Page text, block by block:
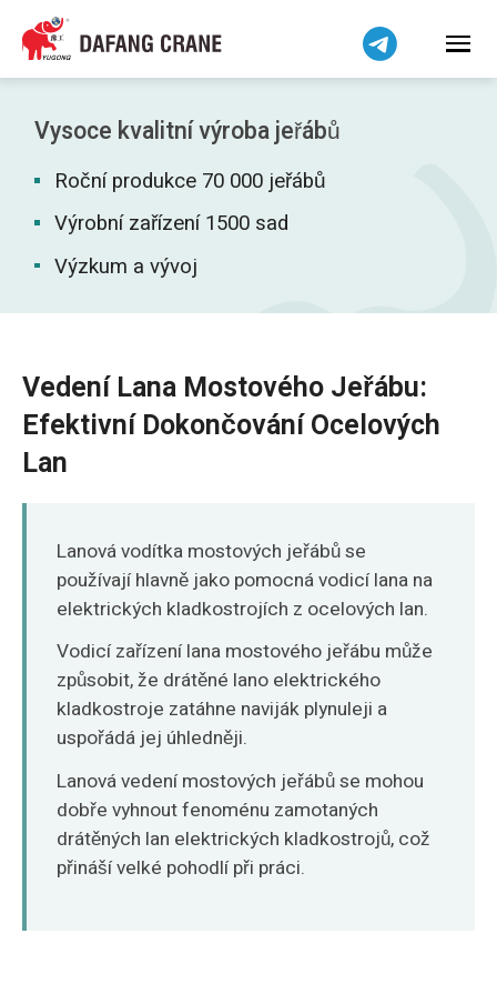
Vysoce kvalitní výroba jeřábů
Roční produkce 70 000 jeřábů
Výrobní zařízení 1500 sad
Výzkum a vývoj
Vedení Lana Mostového Jeřábu:
Efektivní Dokončování Ocelových
Lan
Lanová vodítka mostových jeřábů se
používají hlavně jako pomocná vodicí lana na
elektrických kladkostrojích z ocelových lan.
Vodicí zařízení lana mostového jeřábu může
způsobit, že drátěné lano elektrického
kladkostroje zatáhne naviják plynuleji a
uspořádá jej úhledněji.
Lanová vedení mostových jeřábů se mohou
dobře vyhnout fenoménu zamotaných
drátěných lan elektrických kladkostrojů, což
přináší velké pohodlí při práci.
हिन्दी
Bahasa Indonesia
Bahasa Melayu
Tiếng Việt
简体中文
বাংলা
فارسی
Pilipino
Kiswahili
Dansk
Norsk
O‘zbekcha